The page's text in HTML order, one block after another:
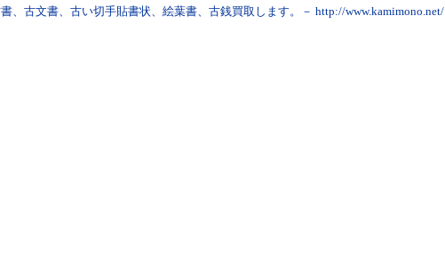
、古文書、古い切手貼書状、絵葉書、古銭買取します。－ http://www.kamimono.net/